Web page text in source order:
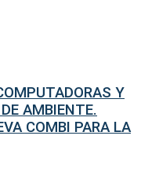
Y
AMBIENTE.
COMBI PARA LA